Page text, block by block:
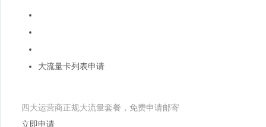
大流量卡列表申请
四大运营商正规大流量套餐，免费申请邮寄
立即申请